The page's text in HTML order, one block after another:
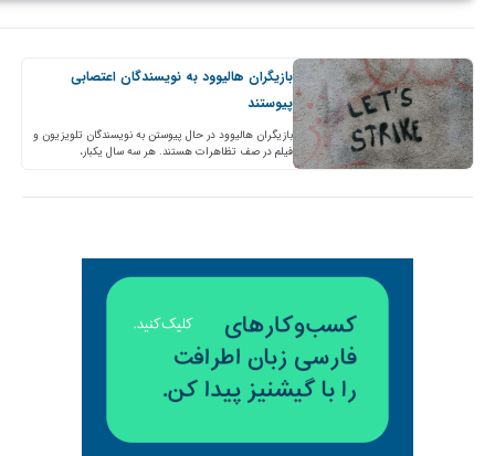
بازیگران هالیوود به نویسندگان اعتصابی
پیوستند
بازیگران هالیوود در حال پیوستن به نویسندگان تلویزیون و
فیلم در صف تظاهرات هستند. هر سه سال یکبار،